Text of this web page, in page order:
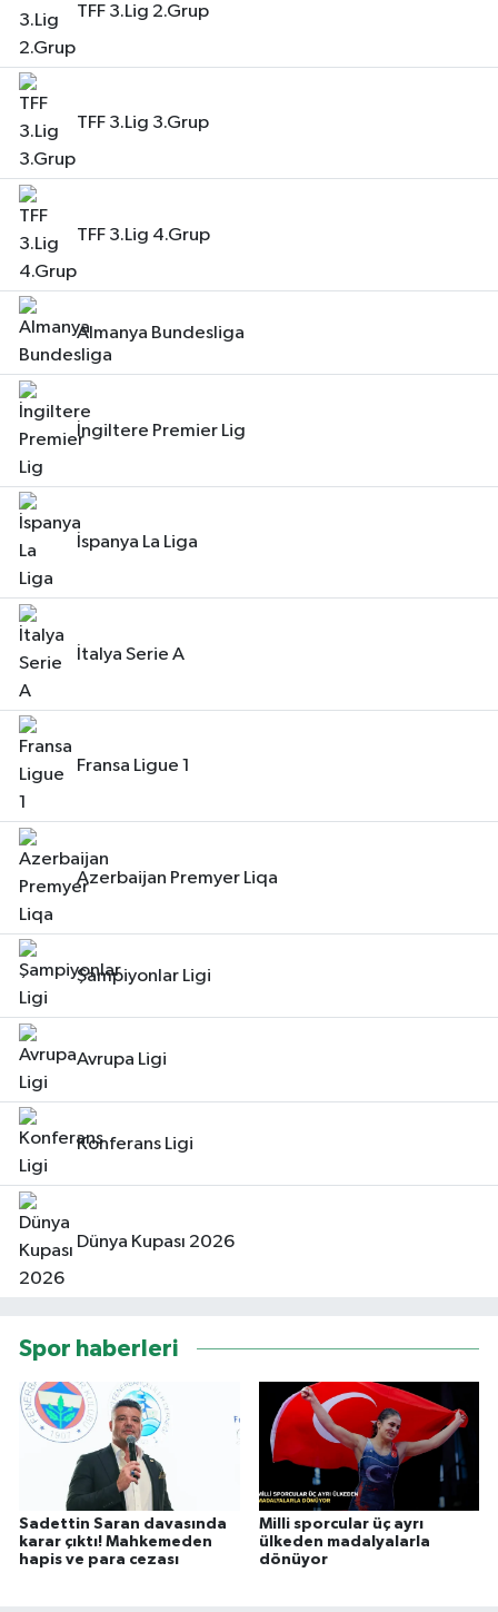
TFF 3.Lig 2.Grup
TFF 3.Lig 3.Grup
TFF 3.Lig 4.Grup
Almanya Bundesliga
İngiltere Premier Lig
İspanya La Liga
İtalya Serie A
Fransa Ligue 1
Azerbaijan Premyer Liqa
Şampiyonlar Ligi
Avrupa Ligi
Konferans Ligi
Dünya Kupası 2026
Spor haberleri
Sadettin Saran davasında
karar çıktı! Mahkemeden
hapis ve para cezası
Milli sporcular üç ayrı
ülkeden madalyalarla
dönüyor